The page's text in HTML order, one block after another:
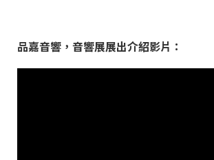
品嘉音響，音響展展出介紹影片：